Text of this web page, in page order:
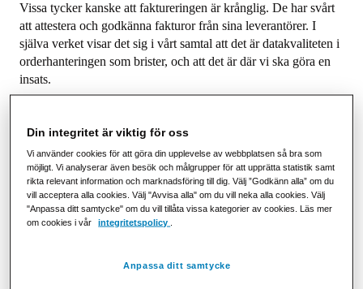
Vissa tycker kanske att faktureringen är krånglig. De har svårt
att attestera och godkänna fakturor från sina leverantörer. I
själva verket visar det sig i vårt samtal att det är datakvaliteten i
orderhanteringen som brister, och att det är där vi ska göra en
insats.
kan inte ta emot elektroniska fakturor. Ibland är anledningen så
enkel att avdelningarna helt enkelt inte pratat med varandra,
eller att man inte betraktat hela transaktionsflödet utifrån ett
helhetsperspektiv,
Svårigheterna finns i en viss fas i flödet - men effekterna visar
sig längre fram.
Och ibland kanske en kostnad måste tas, trots att värdet
Din integritet är viktig för oss
Vi använder cookies för att göra din upplevelse av webbplatsen så bra som
möjligt. Vi analyserar även besök och målgrupper för att upprätta statistik samt
rikta relevant information och marknadsföring till dig. Välj ”Godkänn alla” om du
vill acceptera alla cookies. Välj "Avvisa alla" om du vill neka alla cookies. Välj
"Anpassa ditt samtycke" om du vill tillåta vissa kategorier av cookies. Läs mer
om cookies i vår
integritetspolicy
Anpassa ditt samtycke